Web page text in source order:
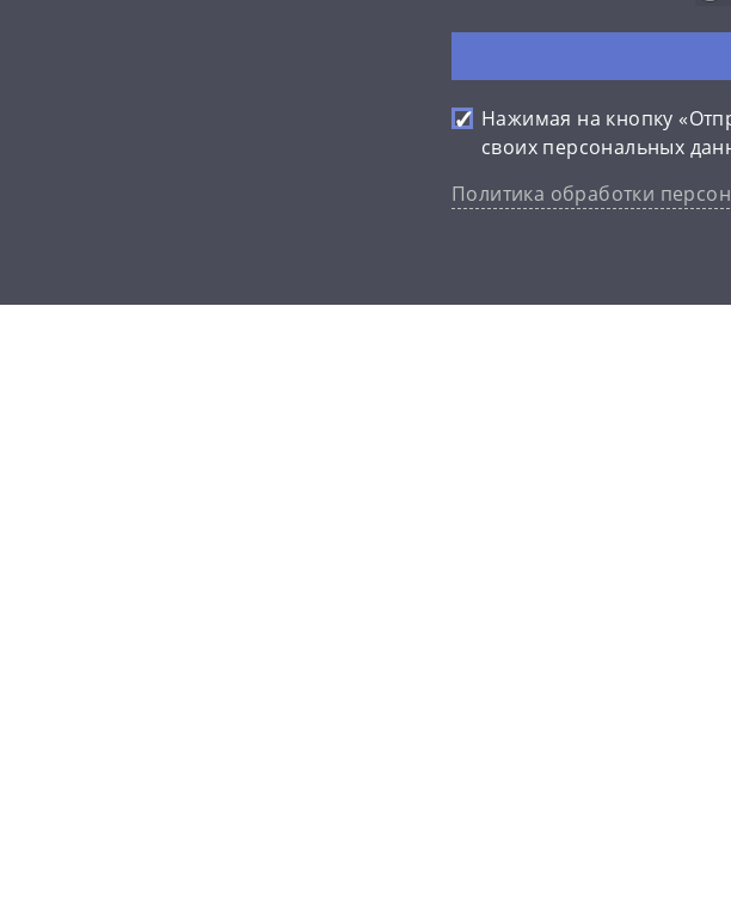
Нажимая на кнопку
своих персональных
Политика обработки